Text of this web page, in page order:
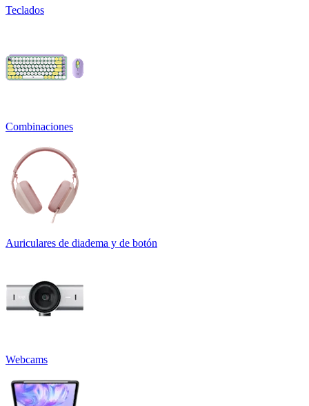
Teclados
Combinaciones
Auriculares de diadema y de botón
Webcams